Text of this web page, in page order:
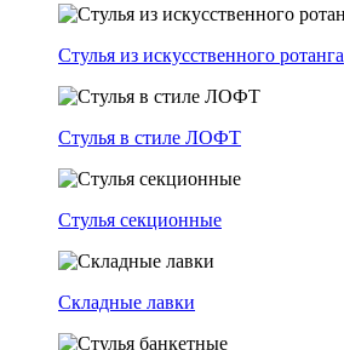
Стулья из искусственного ротанга
Стулья в стиле ЛОФТ
Стулья секционные
Складные лавки